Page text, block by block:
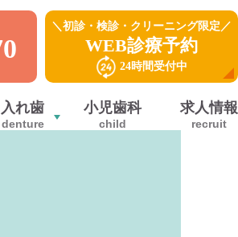
＼初診・検診・クリーニング限定／
WEB診療予約
24時間受付中
入れ歯
denture
小児歯科
child
求人情報
recruit